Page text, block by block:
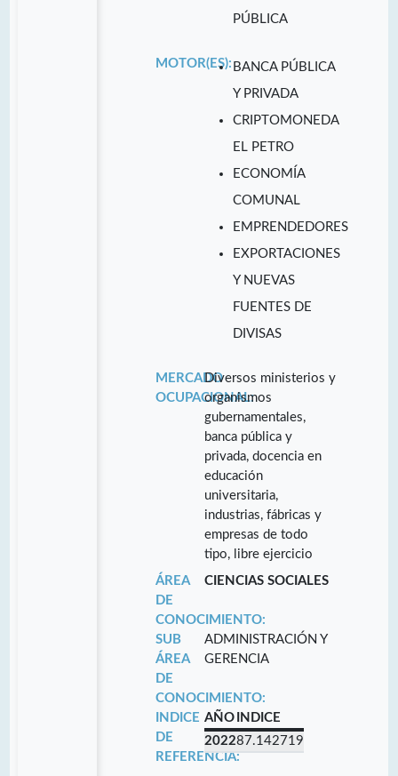
PÚBLICA
MOTOR(ES): BANCA PÚBLICA
Y PRIVADA
CRIPTOMONEDA
EL PETRO
ECONOMÍA
COMUNAL
EMPRENDEDORES
EXPORTACIONES
Y NUEVAS
FUENTES DE
DIVISAS
MERCADO
OCUPACIONAL:
Diversos ministerios y
organismos
gubernamentales,
banca pública y
privada, docencia en
educación
universitaria,
industrias, fábricas y
empresas de todo
tipo, libre ejercicio
ÁREA
DE
CONOCIMIENTO:
CIENCIAS SOCIALES
SUB
ÁREA
DE
CONOCIMIENTO:
ADMINISTRACIÓN Y
GERENCIA
INDICE
DE
REFERENCIA:
AÑO INDICE
202287.142719